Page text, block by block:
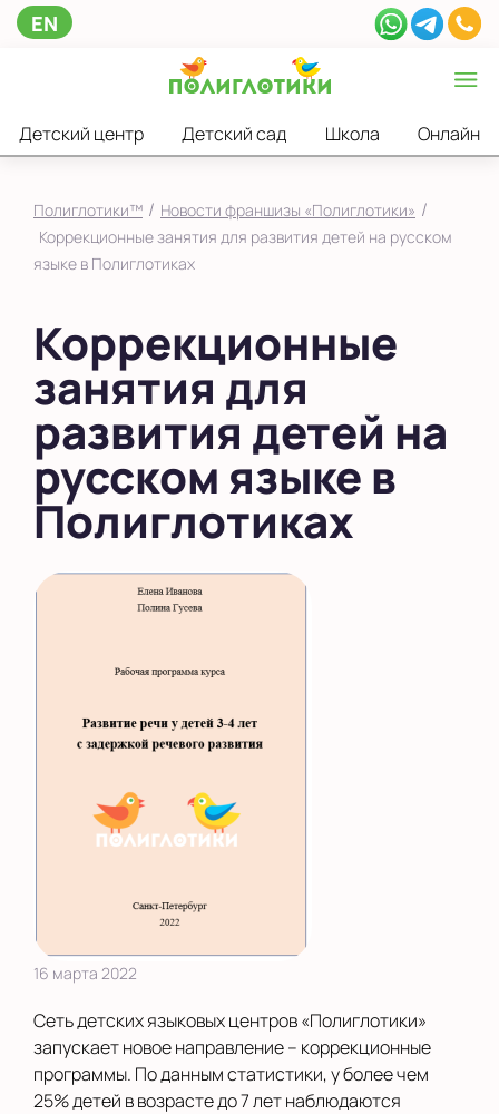
EN
Детский центр Детский сад Школа Онлайн
Полиглотики™ / Новости франшизы «Полиглотики» /
Коррекционные занятия для развития детей на русском
языке в Полиглотиках
Коррекционные
занятия для
развития детей на
русском языке в
Полиглотиках
16 марта 2022
Сеть детских языковых центров «Полиглотики»
запускает новое направление – коррекционные
программы. По данным статистики, у более чем
25% детей в возрасте до 7 лет наблюдаются